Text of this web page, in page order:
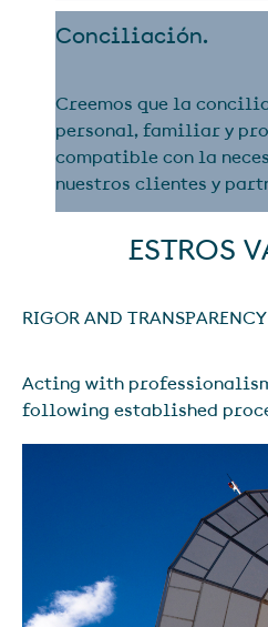
Conciliación.
Creemos que la
personal, familiar y
compatible con la
nuestros clientes y
ESTROS
RIGOR AND TRANSPARENCY
Acting with
following established